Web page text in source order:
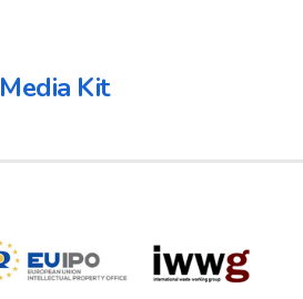
Media Kit